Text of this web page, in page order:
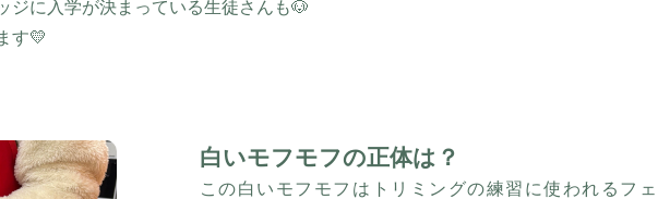
ジに入学が決まっている生徒さんも🐶
す💛
白いモフモフの正体は？
この白いモフモフはトリミングの練習に使われるフ